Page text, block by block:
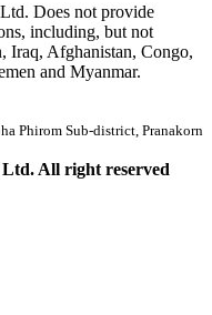
Does not provide
including, but not
Iraq, Afghanistan, Congo,
and Myanmar.
Phirom Sub-district, Pranakorn
All right reserved